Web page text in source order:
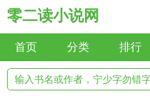
零二读小说网
首页 分类 排行